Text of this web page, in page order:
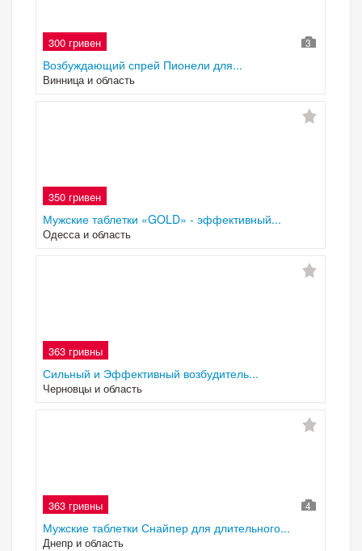
300 гривен 3
Возбуждающий спрей Пионели для...
Винница и область
350 гривен
Мужские таблетки «GOLD» - эффективный...
Одесса и область
363 гривны
Сильный и Эффективный возбудитель...
Черновцы и область
363 гривны 4
Мужские таблетки Снайпер для длительного...
Днепр и область